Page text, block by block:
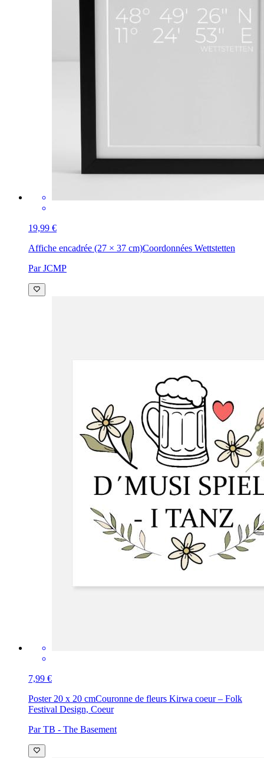
19,99 €
Affiche encadrée (27 × 37 cm)Coordonnées Wettstetten
Par JCMP
7,99 €
Poster 20 x 20 cmCouronne de fleurs Kirwa coeur – Folk
Festival Design, Coeur
Par TB - The Basement